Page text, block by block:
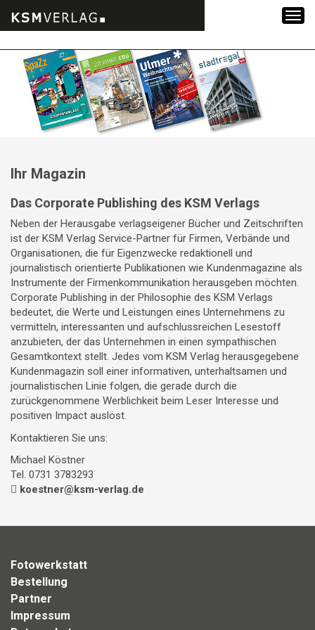
Inhalt
springen
Ihr Magazin
Das Corporate Publishing des KSM Verlags
Neben der Herausgabe verlagseigener Bücher und Zeitschriften
ist der KSM Verlag Service-Partner für Firmen, Verbände und
Organisationen, die für Eigenzwecke redaktionell und
journalistisch orientierte Publikationen wie Kundenmagazine als
Instrumente der Firmenkommunikation herausgeben möchten.
Corporate Publishing in der Philosophie des KSM Verlags
bedeutet, die Werte und Leistungen eines Unternehmens zu
vermitteln, interessanten und aufschlussreichen Lesestoff
anzubieten, der das Unternehmen in einen sympathischen
Gesamtkontext stellt. Jedes vom KSM Verlag herausgegebene
Kundenmagazin soll einer informativen, unterhaltsamen und
journalistischen Linie folgen, die gerade durch die
zurückgenommene Werblichkeit beim Leser Interesse und
positiven Impact auslöst.
Kontaktieren Sie uns:
Michael Köstner
Tel. 0731 3783293
koestner@ksm-verlag.de
Fotowerkstatt
Bestellung
Partner
Impressum